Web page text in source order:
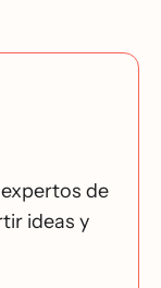
de
ideas y